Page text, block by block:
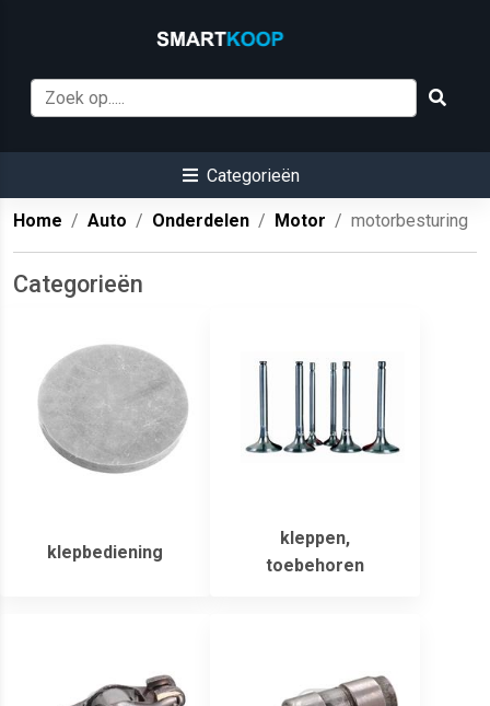
Categorieën
Home Auto Onderdelen Motor motorbesturing
Categorieën
klepbediening
kleppen,
toebehoren